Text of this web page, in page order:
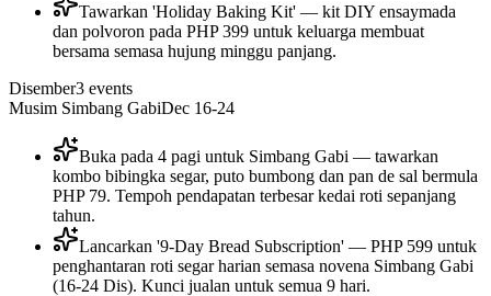
Tawarkan 'Holiday Baking Kit' — kit DIY ensaymada
dan polvoron pada PHP 399 untuk keluarga membuat
bersama semasa hujung minggu panjang.
Disember3 events
Musim Simbang GabiDec 16-24
Buka pada 4 pagi untuk Simbang Gabi — tawarkan
kombo bibingka segar, puto bumbong dan pan de sal bermula
PHP 79. Tempoh pendapatan terbesar kedai roti sepanjang
tahun.
Lancarkan '9-Day Bread Subscription' — PHP 599 untuk
penghantaran roti segar harian semasa novena Simbang Gabi
(16-24 Dis). Kunci jualan untuk semua 9 hari.